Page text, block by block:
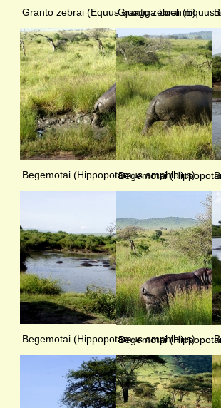
Granto zebrai (Equus quagga boehmi)
Granto zebrai (Equus
Begemotai (Hippopotamus amphibius)
Begemotai
Begemotai (Hippopotamus amphibius)
Begemotai